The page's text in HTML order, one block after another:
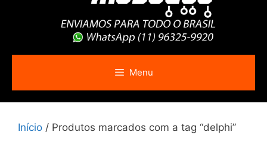
Menu
Início / Produtos marcados com a tag “delphi”